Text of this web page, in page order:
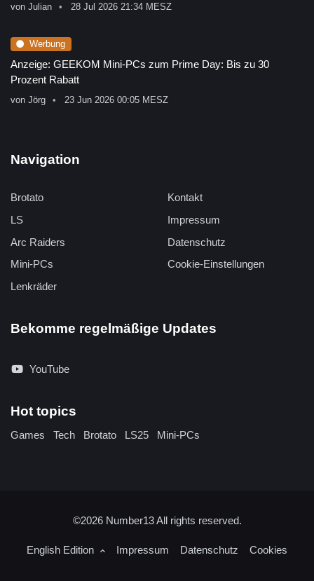
von Julian 28 Jul 2026 21:34 MESZ
Werbung
Anzeige: GEEKOM Mini-PCs zum Prime Day: Bis zu 30
Prozent Rabatt
von Jörg 23 Jun 2026 00:05 MESZ
Navigation
Brotato
LS
Arc Raiders
Mini-PCs
Lenkräder
Kontakt
Impressum
Datenschutz
Cookie-Einstellungen
Bekomme regelmäßige Updates
YouTube
Hot topics
Games Tech Brotato LS25 Mini-PCs
©2026 Number13All rights reserved.
English Edition Impressum Datenschutz Cookies